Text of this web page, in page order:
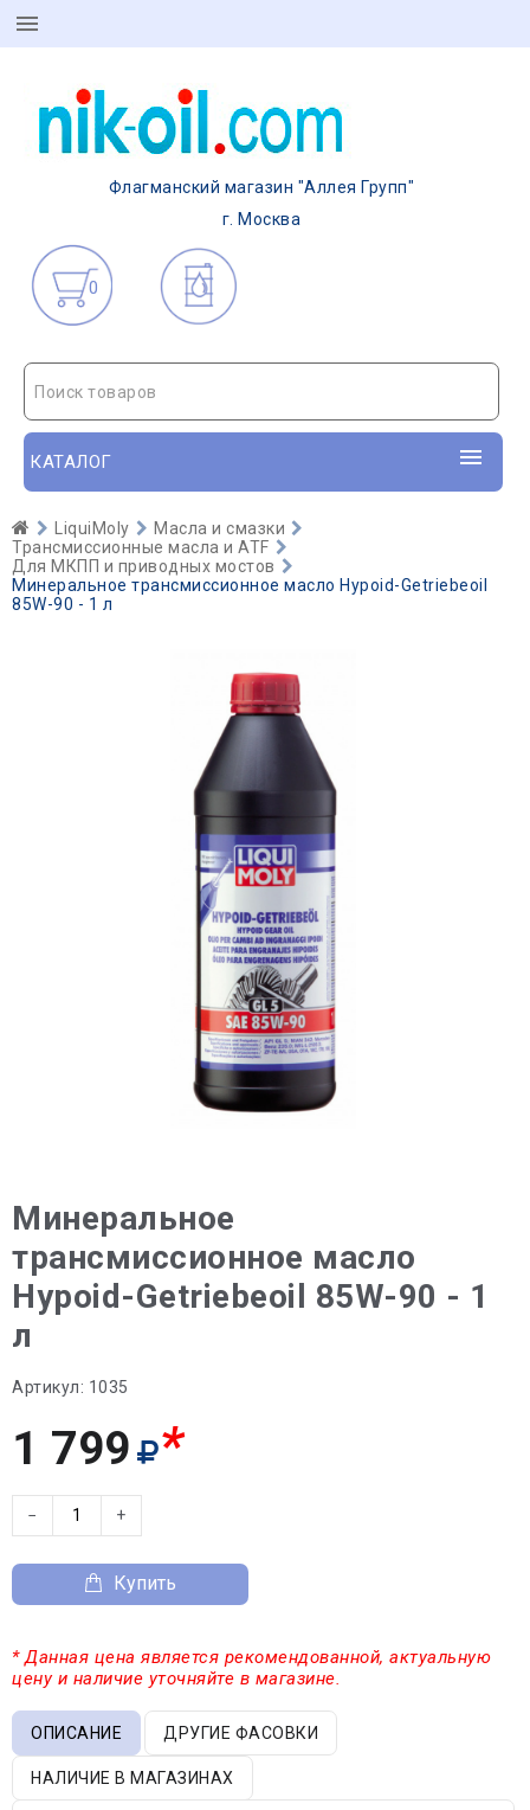
Флагманский магазин "Аллея Групп"
г. Москва
0
Поиск товаров
КАТАЛОГ
LiquiMoly
Масла и смазки
Трансмиссионные масла и ATF
Для МКПП и приводных мостов
Минеральное трансмиссионное масло Hypoid-Getriebeoil
85W-90 - 1 л
Минеральное
трансмиссионное масло
Hypoid-Getriebeoil 85W-90 - 1
л
Артикул: 1035
1 799 *
− +
Купить
* Данная цена является рекомендованной, актуальную
цену и наличие уточняйте в магазине.
ОПИСАНИЕ ДРУГИЕ ФАСОВКИ
НАЛИЧИЕ В МАГАЗИНАХ